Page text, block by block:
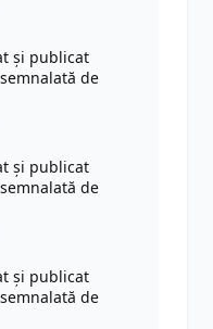
și publicat
de
și publicat
de
și publicat
de